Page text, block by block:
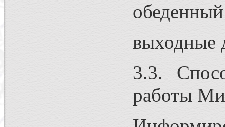
выходные
3.3.
работы